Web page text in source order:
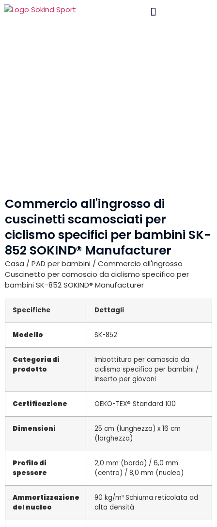
Commercio all'ingrosso di
cuscinetti scamosciati per
ciclismo specifici per bambini SK-
852 SOKIND® Manufacturer
Casa / PAD per bambini / Commercio all'ingrosso
Cuscinetto per camoscio da ciclismo specifico per
bambini SK-852 SOKIND® Manufacturer
Specifiche Dettagli
Modello SK-852
Categoria di
prodotto
Imbottitura per camoscio da
ciclismo specifica per bambini /
Inserto per giovani
Certificazione OEKO-TEX® Standard 100
Dimensioni
25 cm (lunghezza) x 16 cm
(larghezza)
Profilo di
spessore
2,0 mm (bordo) / 6,0 mm
(centro) / 8,0 mm (nucleo)
Ammortizzazione
del nucleo
90 kg/m³ Schiuma reticolata ad
alta densità